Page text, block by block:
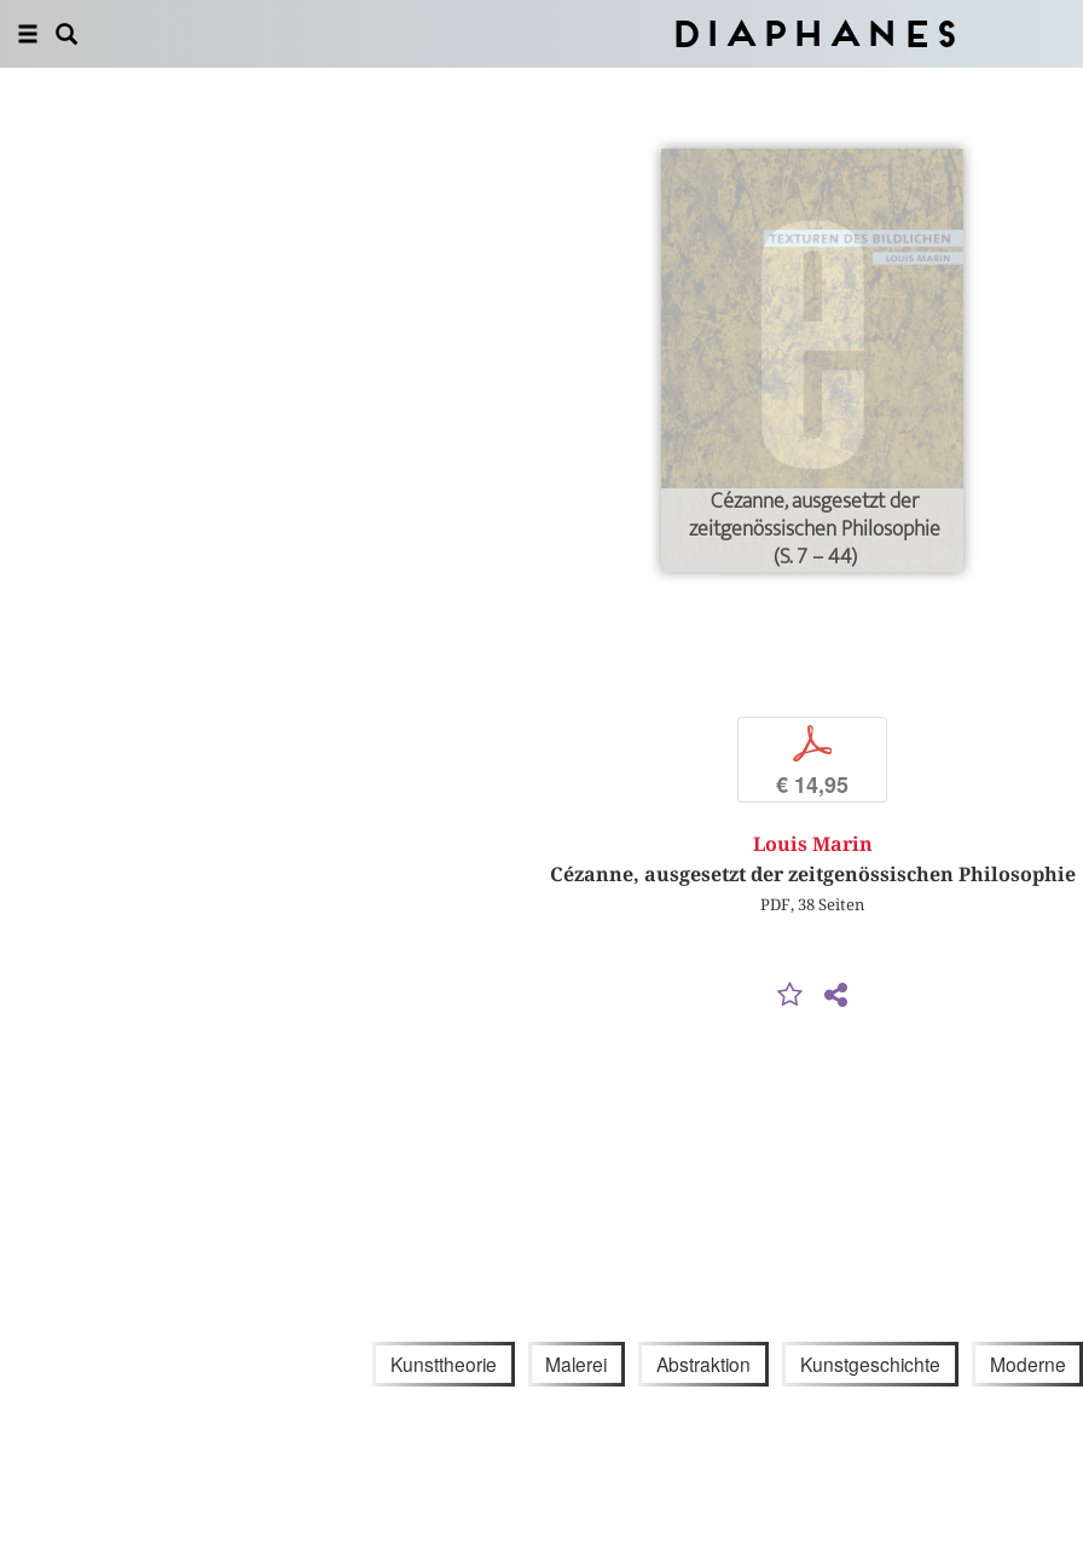
Diaphanes
Cézanne, ausgesetzt der
zeitgenössischen Philosophie
(S. 7 – 44)
p
€ 14,95
Louis Marin
Cézanne, ausgesetzt der zeitgenössischen Philosophie
PDF, 38 Seiten
Kunsttheorie Malerei Abstraktion Kunstgeschichte Moderne